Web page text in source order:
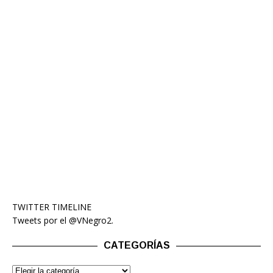
TWITTER TIMELINE
Tweets por el @VNegro2.
CATEGORÍAS